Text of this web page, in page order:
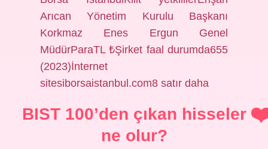
Arıcan Yönetim Kurulu Başkanı
Korkmaz Enes Ergun Genel
MüdürParaTL ₺Şirket faal durumda655
(2023)İnternet
sitesiborsaistanbul.com8 satır daha
BIST 100’den çıkan hisseler
ne olur?